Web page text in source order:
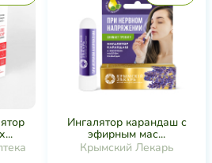
Ингалятор карандаш с
эфирным мас...
Крымский Лекарь